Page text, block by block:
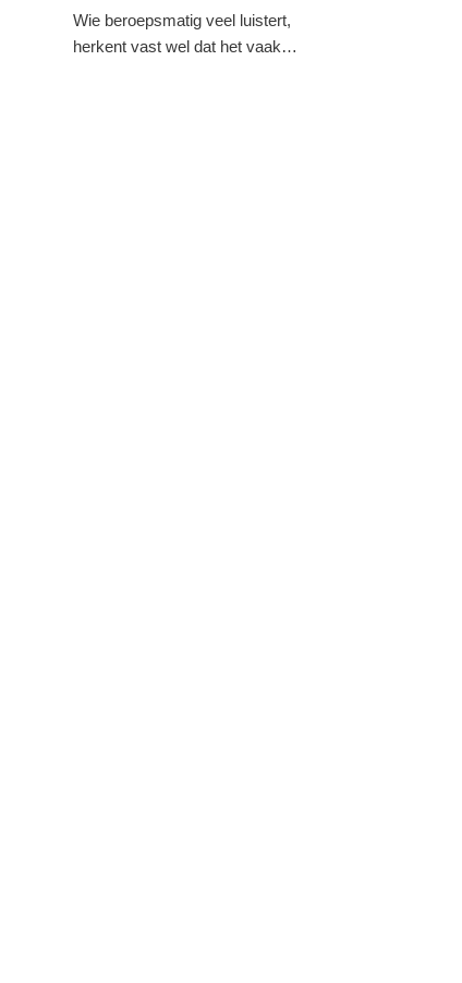
Wie beroepsmatig veel luistert,
herkent vast wel dat het vaak…